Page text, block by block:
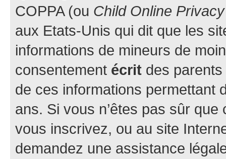
COPPA (ou Child Online
aux Etats-Unis qui dit que les
informations de mineurs de
consentement écrit des parents
de ces informations permettant
ans. Si vous n’êtes pas sûr
vous inscrivez, ou au site
demandez une assistance